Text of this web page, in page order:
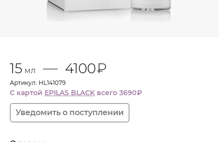
Повышает тонус и эластичность кожи
Восстанавливает структуру кожи, скульптурирует
Аминокислоты
15 мл 4100₽
Артикул: HL141079
С картой EPILAS BLACK всего 3690₽